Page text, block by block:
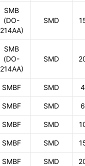
SMB
(DO-
214AA)
SMD
SMB
(DO-
214AA)
SMD
SMBF SMD
SMBF SMD
SMBF SMD
SMBF SMD
SMBF SMD